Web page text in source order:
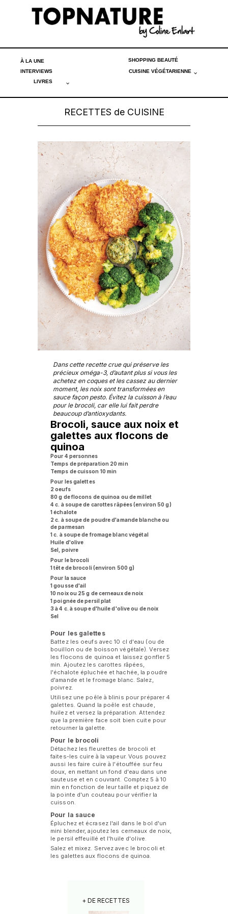
À LA UNE SHOPPING BEAUTÉ
INTERVIEWS
CUISINE VÉGÉTARIENNE
LIVRES
RECETTES de CUISINE
Dans cette recette crue qui préserve les
précieux oméga-3, d’autant plus si vous les
achetez en coques et les cassez au dernier
moment, les noix sont transformées en
sauce façon pesto. Évitez la cuisson à l’eau
pour le brocoli, car elle lui fait perdre
beaucoup d’antioxydants.
Brocoli, sauce aux noix et
galettes aux flocons de
quinoa
Pour 4 personnes
Temps de préparation 20 min
Temps de cuisson 10 min
Pour les galettes
2 oeufs
80 g de flocons de quinoa ou de millet
4 c. à soupe de carottes râpées (environ 50 g)
1 échalote
2 c. à soupe de poudre d'amande blanche ou
de parmesan
1 c. à soupe de fromage blanc végétal
Huile d'olive
Sel, poivre
Pour le brocoli
1 tête de brocoli (environ 500 g)
Pour la sauce
1 gousse d'ail
10 noix ou 25 g de cerneaux de noix
1 poignée de persil plat
3 à 4 c. à soupe d'huile d'olive ou de noix
Sel
Pour les galettes
Battez les oeufs avec 10 cl d'eau (ou de
bouillon ou de boisson végétale). Versez
les flocons de quinoa et laissez gonfler 5
min. Ajoutez les carottes râpées,
l'échalote épluchée et hachée, la poudre
d'amande et le fromage blanc. Salez,
poivrez.
Utilisez une poêle à blinis pour préparer 4
galettes. Quand la poêle est chaude,
huilez et versez la préparation. Attendez
que la première face soit bien cuite pour
retourner la galette.
Pour le brocoli
Détachez les fleurettes de brocoli et
faites-les cuire à la vapeur. Vous pouvez
aussi les faire cuire à l'étouffée sur feu
doux, en mettant un fond d'eau dans une
sauteuse et en couvrant. Comptez 5 à 10
min en fonction de leur taille et piquez de
la pointe d'un couteau pour vérifier la
cuisson.
Pour la sauce
Épluchez et écrasez l'ail dans le bol d'un
mini blender, ajoutez les cerneaux de noix,
le persil effeuillé et l'huile d'olive.
Salez et mixez. Servez avec le brocoli et
les galettes aux flocons de quinoa.
+ DE RECETTES